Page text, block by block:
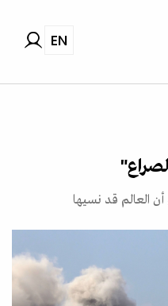
EN
العالم قد نسيها